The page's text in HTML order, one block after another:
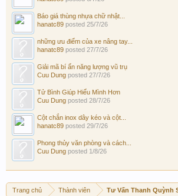
Báo giá thùng nhựa chữ nhật...
hanatc89 posted 25/7/26
những ưu điểm của xe nâng tay...
hanatc89 posted 27/7/26
Giải mã bí ẩn năng lượng vũ trụ
Cuu Dung posted 27/7/26
Tử Bình Giúp Hiểu Mình Hơn
Cuu Dung posted 28/7/26
Cột chắn inox dây kéo và cột...
hanatc89 posted 29/7/26
Phong thủy văn phòng và cách...
Cuu Dung posted 1/8/26
Trang chủ Thành viên Tư Vấn Thanh Quỳnh